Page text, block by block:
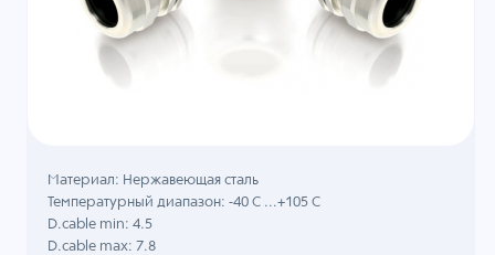
Материал: Нержавеющая сталь
Температурный диапазон: -40 C ...+105 C
D.cable min: 4.5
D.cable max: 7.8